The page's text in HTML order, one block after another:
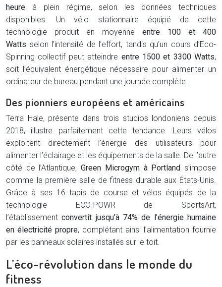
heure à plein régime, selon les données techniques
disponibles. Un vélo stationnaire équipé de cette
technologie produit en moyenne entre 100 et 400
Watts selon l’intensité de l’effort, tandis qu’un cours d’Eco-
Spinning collectif peut atteindre entre 1500 et 3300 Watts,
soit l’équivalent énergétique nécessaire pour alimenter un
ordinateur de bureau pendant une journée complète.
Des pionniers européens et américains
Terra Hale, présente dans trois studios londoniens depuis
2018, illustre parfaitement cette tendance. Leurs vélos
exploitent directement l’énergie des utilisateurs pour
alimenter l’éclairage et les équipements de la salle. De l’autre
côté de l’Atlantique,Green Microgym à Portland s’impose
comme la première salle de fitness durable aux États-Unis.
Grâce à ses 16 tapis de course et vélos équipés de la
technologie ECO-POWR de SportsArt,
l’établissementconvertit jusqu’à 74% de l’énergie humaine
en électricité propre, complétant ainsi l’alimentation fournie
par les panneaux solaires installés sur le toit.
L’éco-révolution dans le monde du
fitness